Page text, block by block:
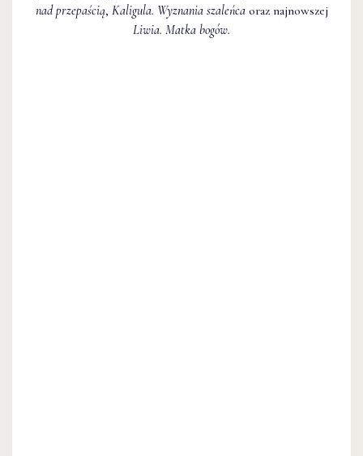
nad przepaścią, Kaligula. Wyznania szaleńcaoraz najnowszej
Liwia. Matka bogów.